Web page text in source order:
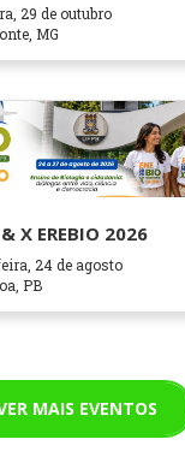
- ATOHOSP
29 de outubro
MG
X EREBIO 2026
24 de agosto
PB
MAIS EVENTOS